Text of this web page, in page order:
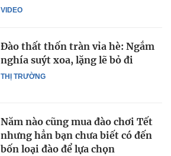
VIDEO
THỊ TRƯỜNG
Đào thất thốn tràn vỉa hè: Ngắm
nghía suýt xoa, lặng lẽ bỏ đi
Năm nào cũng mua đào chơi Tết
nhưng hẳn bạn chưa biết có đến
bốn loại đào để lựa chọn